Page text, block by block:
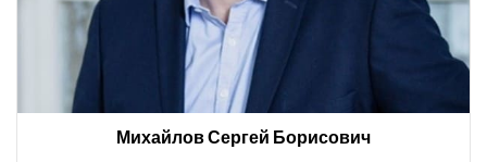
Михайлов Сергей Борисович